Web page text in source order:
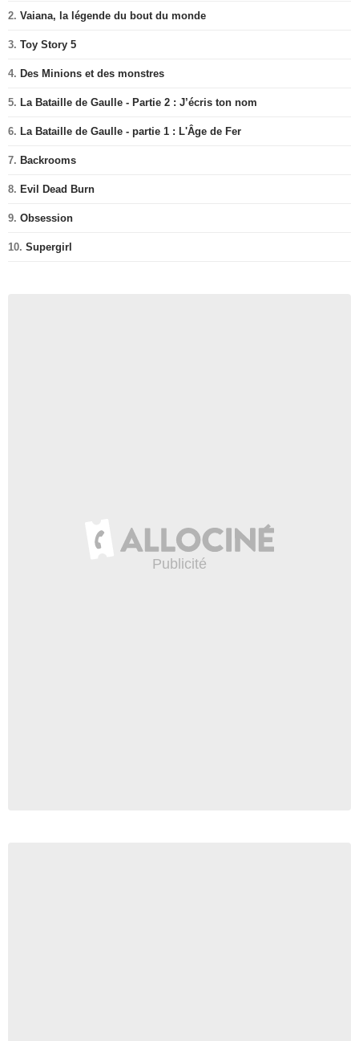
2. Vaiana, la légende du bout du monde
3. Toy Story 5
4. Des Minions et des monstres
5. La Bataille de Gaulle - Partie 2 : J’écris ton nom
6. La Bataille de Gaulle - partie 1 : L'Âge de Fer
7. Backrooms
8. Evil Dead Burn
9. Obsession
10. Supergirl